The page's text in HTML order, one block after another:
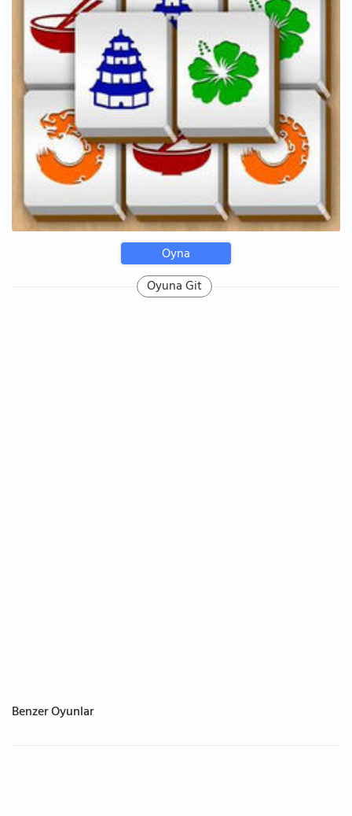
Oyna
Oyuna Git
Benzer Oyunlar